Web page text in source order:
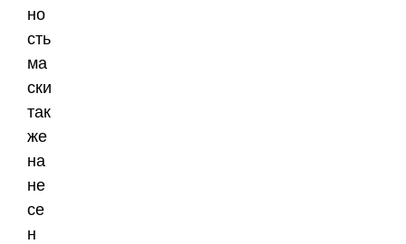
но
сть
ма
ски
так
же
на
не
се
н